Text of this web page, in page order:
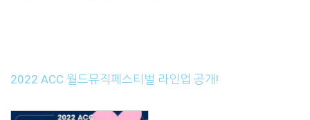
2022 ACC 월드뮤직페스티벌 라인업 공개!